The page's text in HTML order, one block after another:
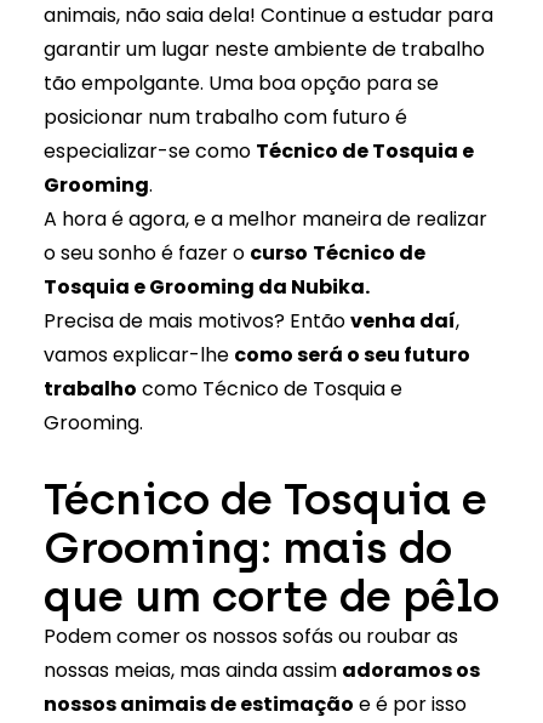
animais, não saia dela! Continue a estudar para
garantir um lugar neste ambiente de trabalho
tão empolgante. Uma boa opção para se
posicionar num trabalho com futuro é
especializar-se como Técnico de Tosquia e
Grooming.
A hora é agora, e a melhor maneira de realizar
o seu sonho é fazer o curso Técnico de
Tosquia e Grooming da Nubika.
Precisa de mais motivos? Entãovenha daí,
vamos explicar-lhe como será o seu futuro
trabalho como Técnico de Tosquia e
Grooming.
Técnico de Tosquia e
Grooming: mais do
que um corte de pêlo
Podem comer os nossos sofás ou roubar as
nossas meias, mas ainda assim adoramos os
nossos animais de estimação e é por isso